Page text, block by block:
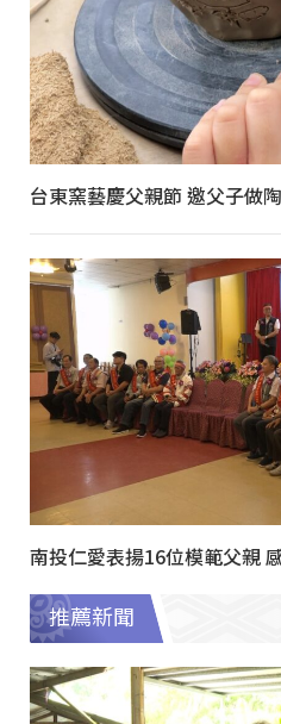
台東窯藝慶父親節 邀父子做
南投仁愛表揚16位模範父親
推薦新聞